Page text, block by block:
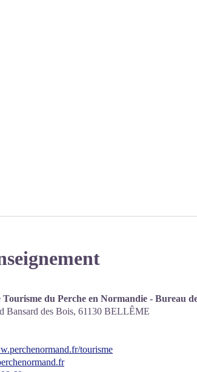
Tourisme du Perche en Normandie - Bureau
Bansard des Bois, 61130 BELLÊME
tourisme